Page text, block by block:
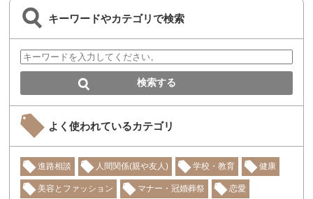
キーワードやカテゴリで検索
よく使われているカテゴリ
進路相談 人間関係(親や友人) 学校・教育 健康
美容とファッション マナー・冠婚葬祭 恋愛